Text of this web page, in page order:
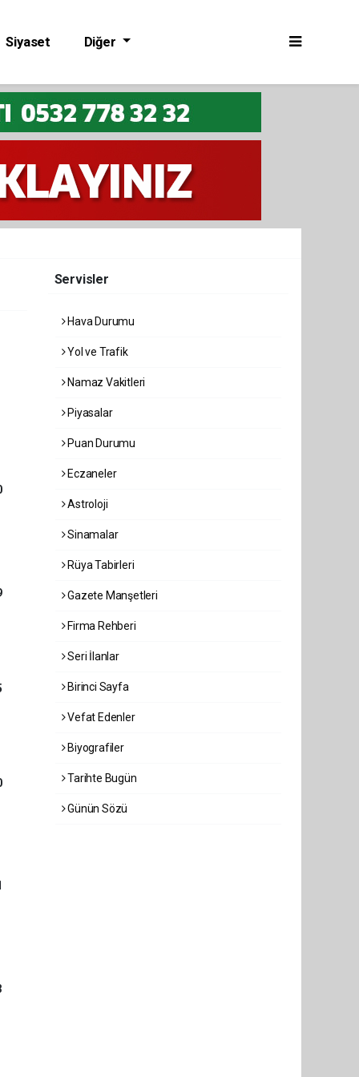
Siyaset
Diğer
Servisler
Hava Durumu
Yol ve Trafik
Namaz Vakitleri
Piyasalar
Puan Durumu
Eczaneler
Astroloji
Sinamalar
Rüya Tabirleri
Gazete Manşetleri
Firma Rehberi
Seri İlanlar
Birinci Sayfa
Vefat Edenler
Biyografiler
Tarihte Bugün
Günün Sözü